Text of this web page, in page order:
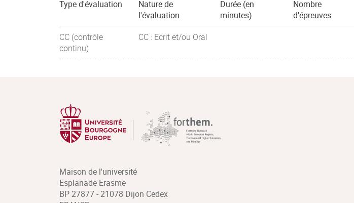
Type d'évaluation
Nature de
l'évaluation
Durée (en
minutes)
Nombre
d'épreuves
CC (contrôle
continu)
CC : Ecrit et/ou Oral
Maison de l'université
Esplanade Erasme
BP 27877 - 21078 Dijon Cedex